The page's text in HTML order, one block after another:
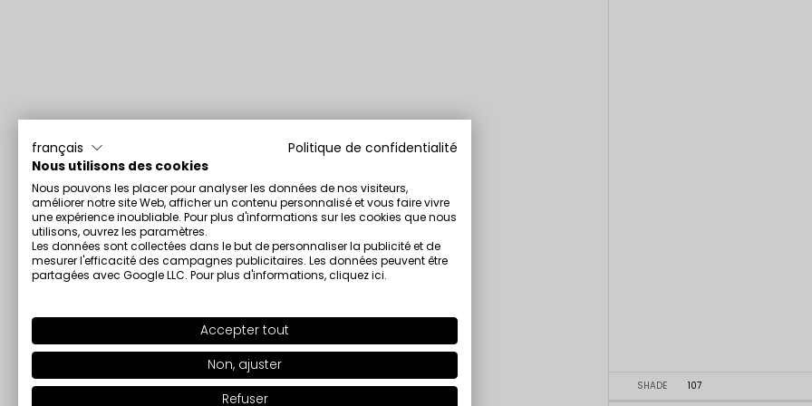
SHADE 107
français
Politique de confidentialité
Nous utilisons des cookies
Nous pouvons les placer pour analyser les données de nos visiteurs,
améliorer notre site Web, afficher un contenu personnalisé et vous faire vivre
une expérience inoubliable. Pour plus d'informations sur les cookies que nous
utilisons, ouvrez les paramètres.
Les données sont collectées dans le but de personnaliser la publicité et de
mesurer l'efficacité des campagnes publicitaires. Les données peuvent être
partagées avec Google LLC. Pour plus d'informations,cliquez ici.
Accepter tout
Non, ajuster
Refuser